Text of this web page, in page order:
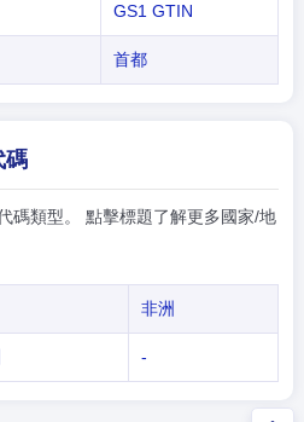
GS1 GTIN
首都
碼
碼類型。 點擊標題了解更多國家/地
非洲
-